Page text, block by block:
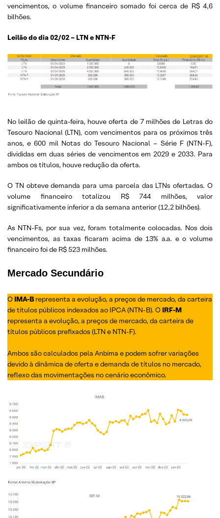
vencimentos, o volume financeiro somado foi cerca de R$ 4,6
bilhões.
Leilão do dia 02/02 – LTN e NTN-F
No leilão de quinta-feira, houve oferta de 7 milhões de Letras do
Tesouro Nacional (LTN), com vencimentos para os próximos três
anos, e 600 mil Notas do Tesouro Nacional – Série F (NTN-F),
divididas em duas séries de vencimentos em 2029 e 2033. Para
ambos os títulos, houve redução da oferta.
O TN obteve demanda para uma parcela das LTNs ofertadas. O
volume financeiro totalizou R$ 744 milhões, valor
significativamente inferior a da semana anterior (12,2 bilhões).
As NTN-Fs, por sua vez, foram totalmente colocadas. Nos dois
vencimentos, as taxas ficaram acima de 13% a.a. e o volume
financeiro foi de R$ 523 milhões.
Mercado Secundário
O IMA-B representa a evolução, a preços de mercado, da carteira
de títulos públicos indexados ao IPCA (NTN-B). O IRF-M
representa a evolução, a preços de mercado, da carteira de
títulos públicos prefixados (LTN e NTN-F).
Ambos são calculados pela Anbima e podem sofrer variações
devido à dinâmica de oferta e demanda de títulos no mercado,
reflexo das movimentações no cenário econômico.